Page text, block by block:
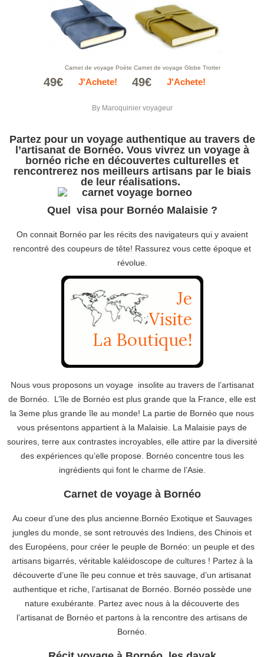
Carnet de voyage Poète
49€ J'Achete!
Carnet de voyage Globe Trotter
49€ J'Achete!
By Maroquinier voyageur
Partez pour un voyage authentique au travers de
l’artisanat de Bornéo. Vous vivrez un voyage à
bornéo riche en découvertes culturelles et
rencontrerez nos meilleurs artisans par le biais
de leur réalisations.
Quel visa pour Bornéo Malaisie ?
On connait Bornéo par les récits des navigateurs qui y avaient
rencontré des coupeurs de tête! Rassurez vous cette époque et
révolue.
Nous vous proposons un voyage insolite au travers de l’artisanat
de Bornéo. L’île de Bornéo est plus grande que la France, elle est
la 3eme plus grande île au monde! La partie de Bornéo que nous
vous présentons appartient à la Malaisie. La Malaisie pays de
sourires, terre aux contrastes incroyables, elle attire par la diversité
des expériences qu’elle propose. Bornéo concentre tous les
ingrédients qui font le charme de l’Asie.
Carnet de voyage à Bornéo
Au coeur d’une des plus ancienne.Bornéo Exotique et Sauvages
jungles du monde, se sont retrouvés des Indiens, des Chinois et
des Européens, pour créer le peuple de Bornéo: un peuple et des
artisans bigarrés, véritable kaléidoscope de cultures ! Partez à la
découverte d’une île peu connue et très sauvage, d’un artisanat
authentique et riche, l’artisanat de Bornéo. Bornéo possède une
nature exubérante. Partez avec nous à la découverte des
l’artisanat de Bornéo et partons à la rencontre des artisans de
Bornéo.